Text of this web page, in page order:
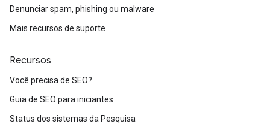
Denunciar spam, phishing ou malware
Mais recursos de suporte
Recursos
Você precisa de SEO?
Guia de SEO para iniciantes
Status dos sistemas da Pesquisa